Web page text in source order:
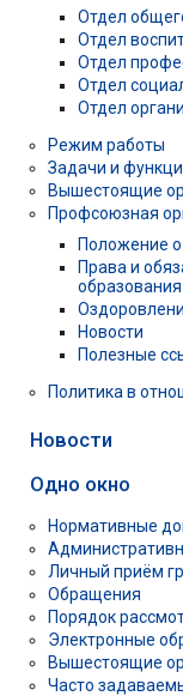
Отдел
Отдел
Отдел
Отдел
Отдел
Режим работы
Задачи и
Вышестоящие
Профсоюзная
Положение
Права и
образования
Новости
Полезные
Политика в
Новости
Одно окно
Нормативные
Личный приём
Обращения
Порядок
Электронные
Вышестоящие
Часто